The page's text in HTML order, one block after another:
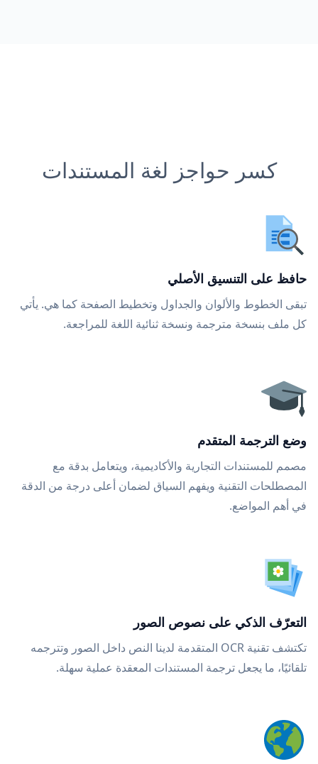
كسر حواجز لغة المستندات
حافظ على التنسيق الأصلي
تبقى الخطوط والألوان والجداول وتخطيط الصفحة كما هي. يأتي
كل ملف بنسخة مترجمة ونسخة ثنائية اللغة للمراجعة.
وضع الترجمة المتقدم
مصمم للمستندات التجارية والأكاديمية، ويتعامل بدقة مع
المصطلحات التقنية ويفهم السياق لضمان أعلى درجة من الدقة
في أهم المواضع.
التعرّف الذكي على نصوص الصور
تكتشف تقنية OCR المتقدمة لدينا النص داخل الصور وتترجمه
تلقائيًا، ما يجعل ترجمة المستندات المعقدة عملية سهلة.